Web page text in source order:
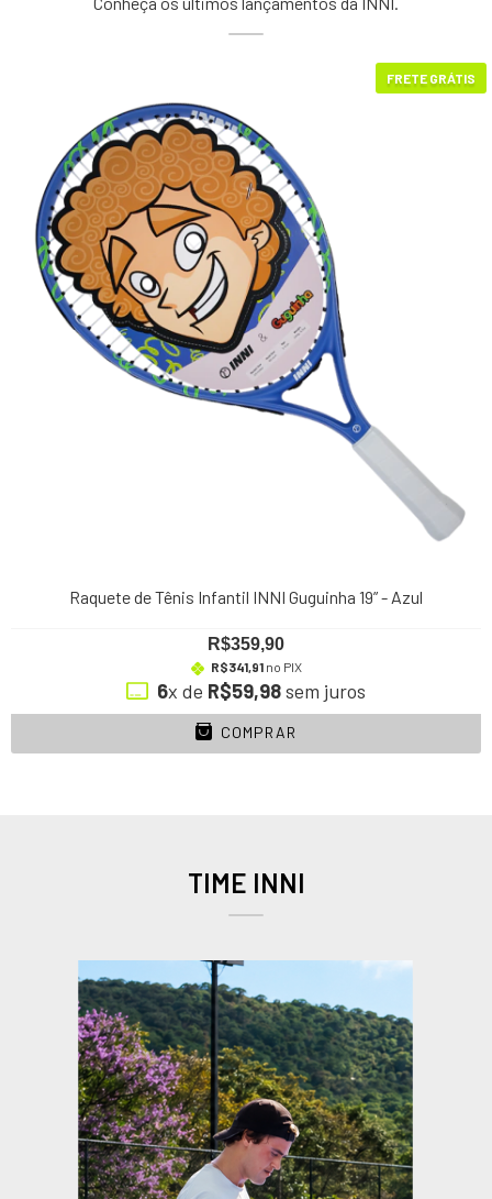
FRETE GRÁTIS
Raquete de Tênis Infantil INNI Guguinha 19” - Azul
R$359,90
R$341,91no PIX
6x de R$59,98sem juros
COMPRAR
TIME INNI